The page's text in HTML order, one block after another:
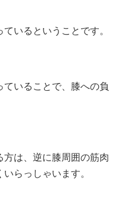
いるということです。
いることで、膝への負
方は、逆に膝周囲の筋肉
らっしゃいます。